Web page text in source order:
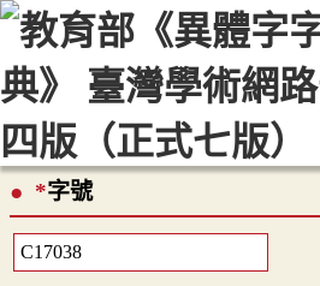
::: 最新消息 常見問題 編輯說明
顯示模式
*字號